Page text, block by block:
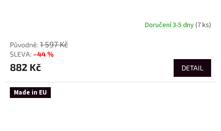
Doručení 3-5 dny(7 ks)
1 597 Kč
–44 %
882 Kč DETAIL
Made in EU